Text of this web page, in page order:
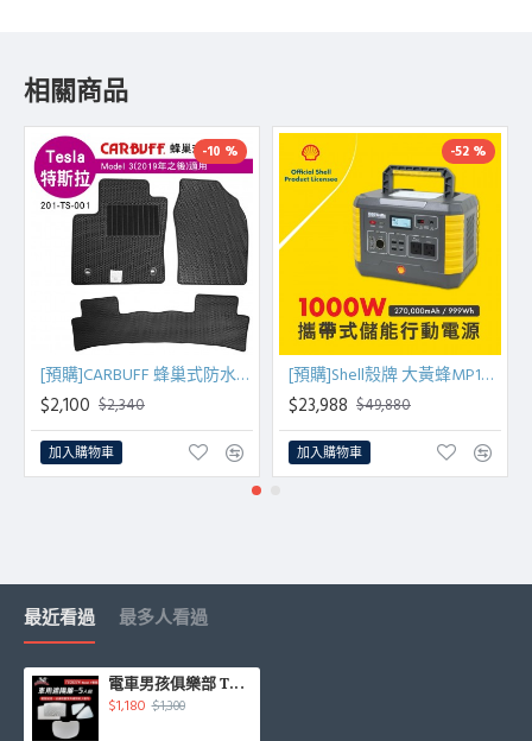
相關商品
-10 %
[預購]CARBUFF 蜂巢式防水車墊 Tesla Model 3(2019~)適用
$2,100 $2,340
加入購物車
-52 %
[預購]Shell殼牌 大黃蜂MP1000 可攜式高容量儲能電源
$23,988 $49,880
加入購物車
最近看過 最多人看過
電車男孩俱樂部 TES024 特斯拉 MODEL Y 車用遮陽簾-5件組
$1,180 $1,300